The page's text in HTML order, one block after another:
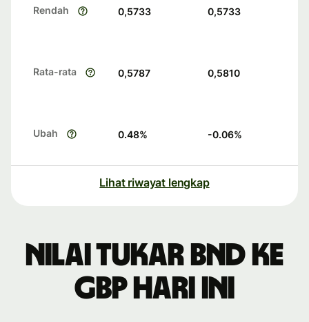
Rendah 0,5733 0,5733
Rata-rata 0,5787 0,5810
Ubah 0.48% -0.06%
Lihat riwayat lengkap
Nilai tukar BND ke
GBP hari ini